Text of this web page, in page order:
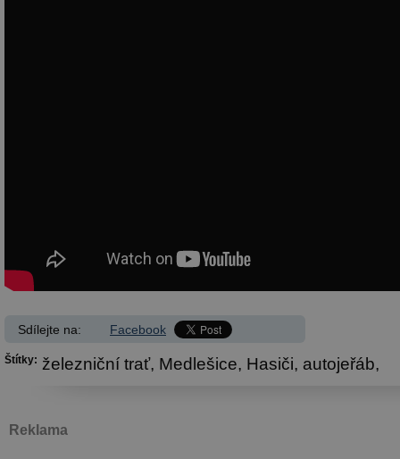
Sdílejte na: Facebook
Štítky: železniční trať, Medlešice, Hasiči, autojeřáb,
Reklama